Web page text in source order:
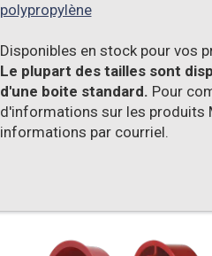
polypropylène
Disponibles en stock pour vos
Le plupart des tailles sont
d'une boite standard. Pour
d'informations sur les produits
informations par courriel.